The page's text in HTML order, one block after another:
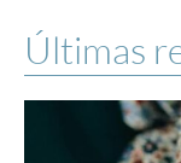
Últimas